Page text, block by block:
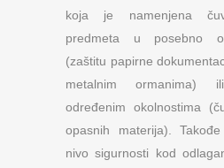
koja je namenjena
predmeta u posebno
(zaštitu papirne
metalnim ormanima)
određenim okolnostima
opasnih materija).
nivo sigurnosti kod